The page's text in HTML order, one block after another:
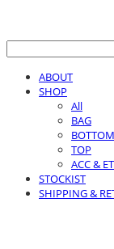
ABOUT
SHOP
All
BAG
BOTTOM
TOP
ACC &
STOCKIST
SHIPPING &